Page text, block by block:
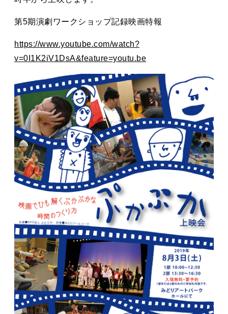
第5期演劇ワークショップ記録映画特報
https://www.youtube.com/watch?
v=0I1K2iV1DsA&feature=youtu.be